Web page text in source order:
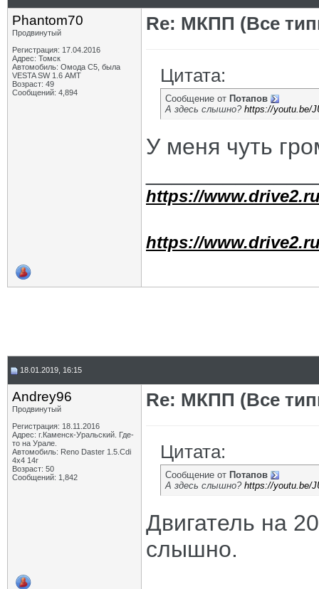
Phantom70
Продвинутый
Регистрация: 17.04.2016
Адрес: Томск
Автомобиль: Омода С5, была
VESTA SW 1.6 АМТ
Возраст: 49
Сообщений: 4,894
Re: МКПП (Все
Цитата:
Сообщение от Потапов
А здесь слышно? https://youtu.be/
У меня чуть
https://
https://
18.01.2019, 16:15
Andrey96
Продвинутый
Регистрация: 18.11.2016
Адрес: г.Каменск-Уральский. Где-
то на Урале.
Автомобиль: Reno Daster 1.5.Cdi
4х4 14г
Возраст: 50
Сообщений: 1,842
Re: МКПП (Все
Цитата:
Сообщение от Потапов
А здесь слышно? https://youtu.be/
Двигатель на
слышно.